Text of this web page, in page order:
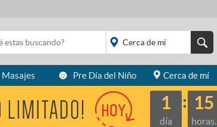
placeholder="Todo el
país">
Masajes Pre Día del Niño Cerca de mí
1
día
15
horas.